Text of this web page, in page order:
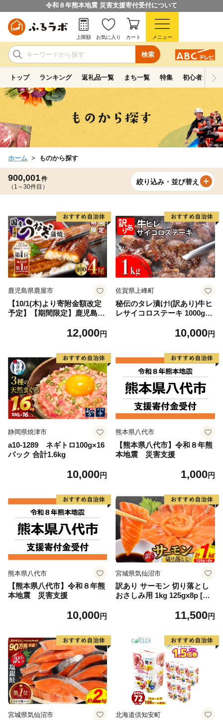
令和８年熊本地震 災害支援寄付受付について
検索
上限額 お気に入り カート メニュー
トップ ランキング 返礼品一覧 まち一覧 特集 初心者ガイド
ホーム ものから探す
900,001件
（1～30件目）
絞り込み・並び替え
鹿児島県鹿屋市
【10/1(木)より寄附金額改定
予定】【期間限定】鹿児島県
12,000円
佐賀県上峰町
秘伝のタレ漬け!(訳あり)牛ヒ
レサイコロステーキ 1000g
10,000円
静岡県焼津市
a10-1289 ネギトロ100g×16
パック 合計1.6kg
10,000円
熊本県八代市
【熊本県八代市】令和８年熊
本地震 災害支援
1,000円
熊本県八代市
【熊本県八代市】令和８年熊
本地震 災害支援
10,000円
宮城県気仙沼市
訳あり サーモン 切り落とし
おさしみ用 1kg 125gx8p [足
4313] 魚 魚介類 鮭 お刺し身
11,500円
宮城県気仙沼市 北海道倶知安町